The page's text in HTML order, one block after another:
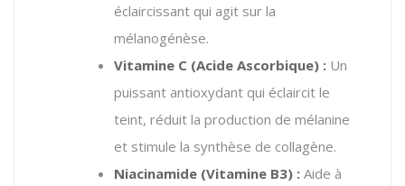
éclaircissant qui agit sur la
mélanogénèse.
Vitamine C (Acide Ascorbique) : Un
puissant antioxydant qui éclaircit le
teint, réduit la production de mélanine
et stimule la synthèse de collagène.
Niacinamide (Vitamine B3) : Aide à